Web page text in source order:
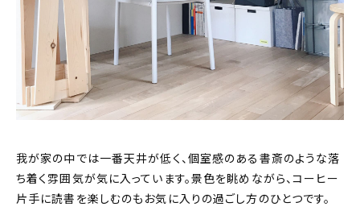
我が家の中では一番天井が低く、個室感のある書斎のような落
ち着く雰囲気が気に入っています。景色を眺めながら、コーヒー
片手に読書を楽しむのもお気に入りの過ごし方のひとつです。